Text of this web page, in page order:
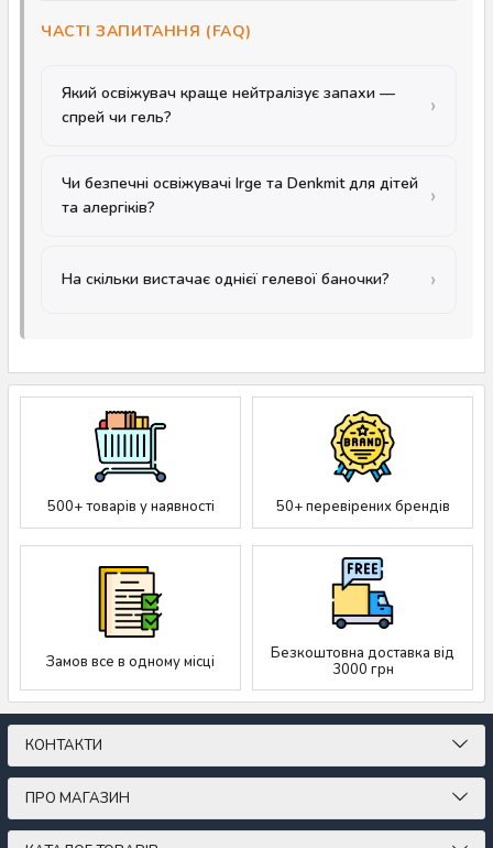
ЧАСТІ ЗАПИТАННЯ (FAQ)
Який освіжувач краще нейтралізує запахи —
спрей чи гель?
Чи безпечні освіжувачі Irge та Denkmit для дітей
та алергіків?
На скільки вистачає однієї гелевої баночки?
500+ товарів у наявності 50+ перевірених брендів
Замов все в одному місці
Безкоштовна доставка від
3000 грн
КОНТАКТИ
ПРО МАГАЗИН